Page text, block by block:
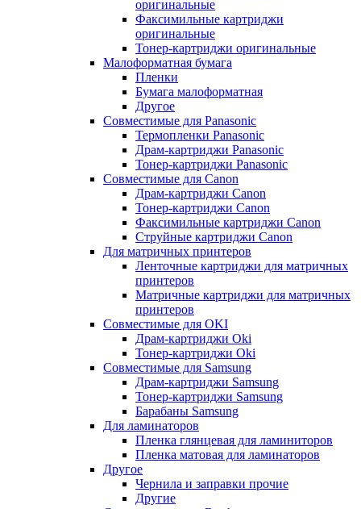
оригинальные
Факсимильные картриджи
оригинальные
Тонер-картриджи оригинальные
Малоформатная бумага
Пленки
Бумага малоформатная
Другое
Совместимые для Panasonic
Термопленки Panasonic
Драм-картриджи Panasonic
Тонер-картриджи Panasonic
Совместимые для Canon
Драм-картриджи Canon
Тонер-картриджи Canon
Факсимильные картриджи Canon
Струйные картриджи Canon
Для матричных принтеров
Ленточные картриджи для матричных
принтеров
Матричные картриджи для матричных
принтеров
Совместимые для OKI
Драм-картриджи Oki
Тонер-картриджи Oki
Совместимые для Samsung
Драм-картриджи Samsung
Тонер-картриджи Samsung
Барабаны Samsung
Для ламинаторов
Пленка глянцевая для ламиниторов
Пленка матовая для ламинаторов
Другое
Чернила и заправки прочие
Другие